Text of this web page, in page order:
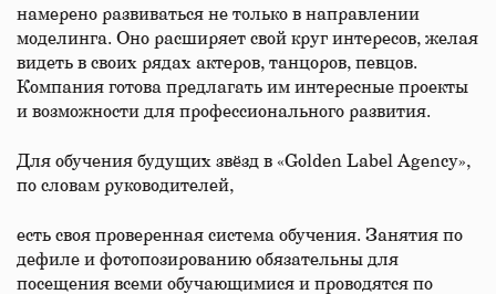
намерено развиваться не только в направлении
моделинга. Оно расширяет свой круг интересов, желая
видеть в своих рядах актеров, танцоров, певцов.
Компания готова предлагать им интересные проекты
и возможности для профессионального развития.
Для обучения будущих звёзд в «Golden Label Agency»,
по словам руководителей,
есть своя проверенная система обучения. Занятия по
дефиле и фотопозированию обязательны для
посещения всеми обучающимися и проводятся по